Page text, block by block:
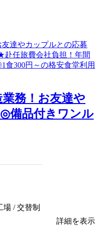
務！お友達や
備品付きワンル
/ 交替制
詳細を表示